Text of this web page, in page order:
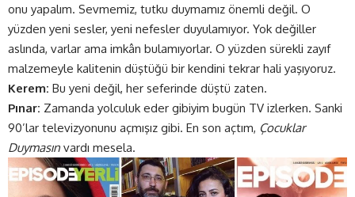
onu yapalım. Sevmemiz, tutku duymamız önemli değil. O
yüzden yeni sesler, yeni nefesler duyulamıyor. Yok değiller
aslında, varlar ama imkân bulamıyorlar. O yüzden sürekli zayıf
malzemeyle kalitenin düştüğü bir kendini tekrar hali yaşıyoruz.
Kerem: Bu yeni değil, her seferinde düştü zaten.
Pınar: Zamanda yolculuk eder gibiyim bugün TV izlerken. Sanki
90’lar televizyonunu açmışız gibi. En son açtım, Çocuklar
Duymasın vardı mesela.